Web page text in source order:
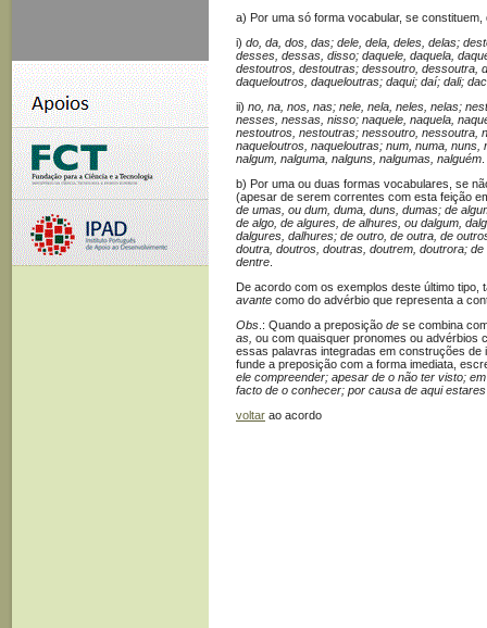
a) Por uma só forma vocabular, se
i) do, da, dos, das; dele, dela, deles, delas;
desses, dessas, disso; daquele, daquela,
destoutros, destoutras; dessoutro, dessoutra,
daqueloutros, daqueloutras; daqui; daí; dali;
ii) no, na, nos, nas; nele, nela, neles, nelas;
nesses, nessas, nisso; naquele, naquela,
nestoutros, nestoutras; nessoutro, nessoutra,
naqueloutros, naqueloutras; num, numa,
nalgum, nalguma, nal­guns, nalgumas, nalguém
b) Por uma ou duas formas vocabulares, se
(apesar de serem correntes com esta feição
de umas, ou dum, duma, duns, dumas; de
de algo, de algures, de alhures, ou dalgum,
dalgures, dalhures; de outro, de outra, de
doutra, doutros, doutras, doutrem, doutrora;
dentre
De acordo com os exemplos deste último
avante como do advérbio que representa a
Obs .: Quando a preposição de se combina
as, ou com quaisquer pronomes ou advérbios
essas palavras integradas em construções de
funde a preposição com a forma imediata,
ele compreender; apesar de o não ter visto;
facto de o conhe­cer; por causa de aqui estares
voltar ao acordo